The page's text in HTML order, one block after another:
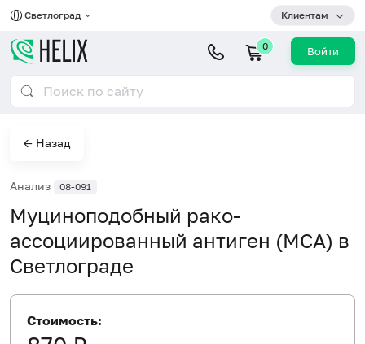
Светлоград Клиентам
0 Войти
← Назад
Анализ 08-091
Муциноподобный рако-
ассоциированный антиген (MCA) в
Светлограде
Стоимость: